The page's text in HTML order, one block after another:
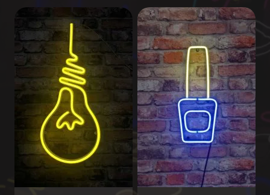
producto
tiene
múltiples
Las
opciones
pueden
elegir
página